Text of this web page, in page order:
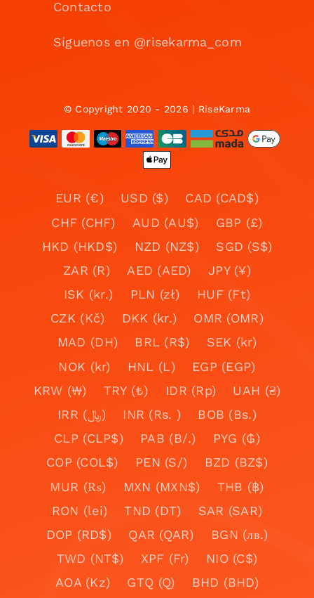
Contacto
Síguenos en @risekarma_com
© Copyright 2020 - 2026 | RiseKarma
EUR (€) USD ($)
CAD (CAD$)
CHF (CHF)
AUD (AU$)
GBP (£)
HKD (HKD$)
NZD (NZ$)
SGD (S$)
ZAR (R)
AED (AED)
JPY (¥)
ISK (kr.)
PLN (zł)
HUF (Ft)
CZK (Kč)
DKK (kr.)
OMR (OMR)
MAD (DH)
BRL (R$)
SEK (kr)
NOK (kr)
HNL (L)
EGP (EGP)
KRW (₩)
TRY (₺) IDR (Rp)
UAH (₴)
IRR (﷼)
INR (Rs. )
BOB (Bs.)
CLP (CLP$)
PAB (B/.)
PYG (₲)
COP (COL$)
PEN (S/)
BZD (BZ$)
MUR (₨)
MXN (MXN$)
THB (฿)
RON (lei)
TND (DT)
SAR (SAR)
DOP (RD$)
QAR (QAR)
BGN (лв.)
TWD (NT$)
XPF (Fr)
NIO (C$)
AOA (Kz)
GTQ (Q)
BHD (BHD)